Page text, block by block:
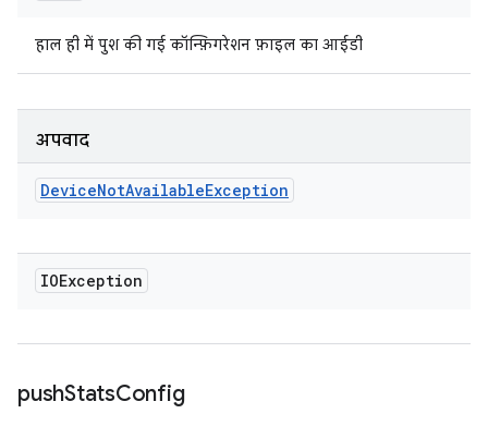
हाल ही में पुश की गई कॉन्फ़िगरेशन फ़ाइल का आईडी
अपवाद
DeviceNotAvailableException
IOException
pushStatsConfig